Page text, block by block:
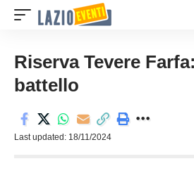
Riserva Tevere
battello
Last updated: 18/11/2024